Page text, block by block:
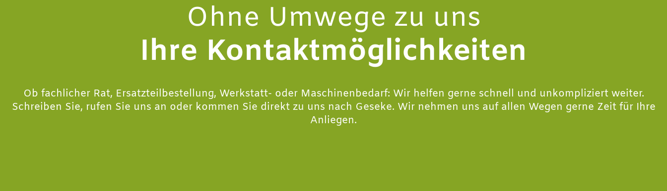
Ohne Umwege zu uns
Ihre Kontaktmöglichkeiten
Ob fachlicher Rat, Ersatzteilbestellung, Werkstatt- oder Maschinenbedarf: Wir helfen gerne schnell und unkompliziert weiter.
Schreiben Sie, rufen Sie uns an oder kommen Sie direkt zu uns nach Geseke. Wir nehmen uns auf allen Wegen gerne Zeit für Ihre
Anliegen.